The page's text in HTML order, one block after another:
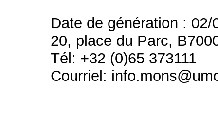
Date de génération : 02/
20, place du Parc,
Tél: +32 (0)65 373111
Courriel: